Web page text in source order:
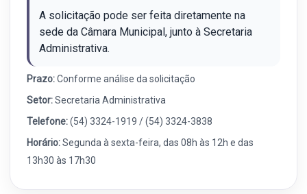
A solicitação pode ser feita diretamente na
sede da Câmara Municipal, junto à Secretaria
Administrativa.
Prazo:Conforme análise da solicitação
Setor:Secretaria Administrativa
Telefone:(54) 3324-1919 / (54) 3324-3838
Horário:Segunda à sexta-feira, das 08h às 12h e das
13h30 às 17h30